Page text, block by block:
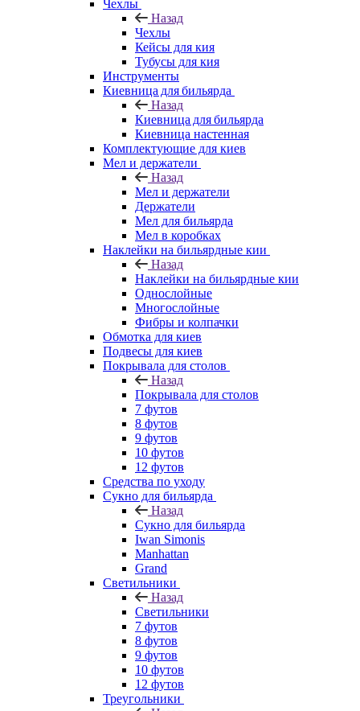
Чехлы
Назад
Чехлы
Кейсы для кия
Тубусы для кия
Инструменты
Киевница для бильярда
Назад
Киевница для бильярда
Киевница настенная
Комплектующие для киев
Мел и держатели
Назад
Мел и держатели
Держатели
Мел для бильярда
Мел в коробках
Наклейки на бильярдные кии
Назад
Наклейки на бильярдные кии
Однослойные
Многослойные
Фибры и колпачки
Обмотка для киев
Подвесы для киев
Покрывала для столов
Назад
Покрывала для столов
7 футов
8 футов
9 футов
10 футов
12 футов
Средства по уходу
Сукно для бильярда
Назад
Сукно для бильярда
Iwan Simonis
Manhattan
Grand
Светильники
Назад
Светильники
7 футов
8 футов
9 футов
10 футов
12 футов
Треугольники